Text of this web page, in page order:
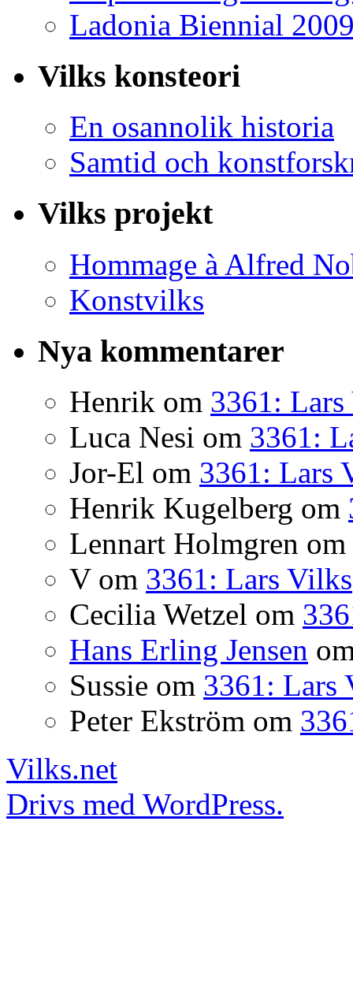
Ladonia Biennial
Vilks konsteori
En osannolik historia
Samtid och
Vilks projekt
Hommage à Alfred
Konstvilks
Nya kommentarer
Henrik om 3361:
Luca Nesi om 3361:
Jor-El om 3361: Lars
Henrik Kugelberg om
Lennart Holmgren om
Vom 3361: Lars Vilks
Cecilia Wetzel om
Hans Erling Jensen
Sussie om 3361: Lars
Peter Ekström om
Vilks.net
Drivs med WordPress.